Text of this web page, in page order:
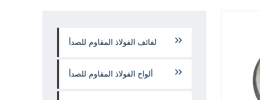
لفائف الفولاذ المقاوم للصدأ
ألواح الفولاذ المقاوم للصدأ